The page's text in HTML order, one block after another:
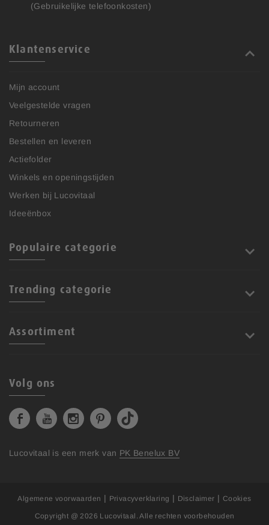
(Gebruikelijke telefoonkosten)
Klantenservice
Mijn account
Veelgestelde vragen
Retourneren
Bestellen en leveren
Actiefolder
Winkels en openingstijden
Werken bij Lucovitaal
Ideeënbox
Populaire categorie
Trending categorie
Assortiment
Volg ons
Lucovitaal is een merk van PK Benelux BV
Copyright @ 2026 Lucovitaal . Alle rechten voorbehouden
Algemene voorwaarden | Privacyverklaring | Disclaimer | Cookies